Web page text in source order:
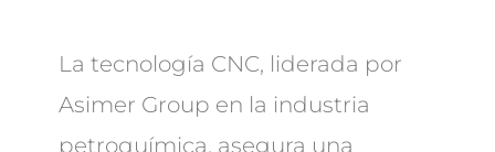
La tecnología CNC, liderada por
Asimer Group en la industria
petroquímica, asegura una